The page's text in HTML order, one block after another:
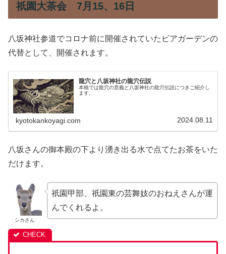
祇園大茶会 7月15、16日
八坂神社参道でコロナ前に開催されていたビアガーデンの
代替として、開催されます。
龍穴と八坂神社の龍穴伝説
本稿では龍穴の意義と八坂神社の龍穴伝説につきご紹介し
ます。
kyotokankoyagi.com 2024.08.11
八坂さんの御本殿の下より湧き出る水で点てたお茶をいた
だけます。
シカさん
祇園甲部、祇園東の芸舞妓のおねえさんが運
んでくれるよ。